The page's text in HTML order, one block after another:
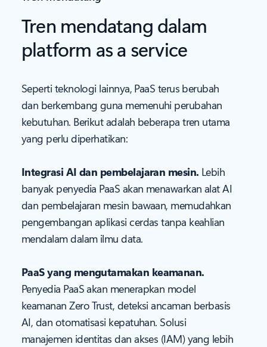
Tren mendatang dalam
platform as a service
Seperti teknologi lainnya, PaaS terus berubah
dan berkembang guna memenuhi perubahan
kebutuhan. Berikut adalah beberapa tren utama
yang perlu diperhatikan:
Integrasi AI dan pembelajaran mesin. Lebih
banyak penyedia PaaS akan menawarkan alat AI
dan pembelajaran mesin bawaan, memudahkan
pengembangan aplikasi cerdas tanpa keahlian
mendalam dalam ilmu data.
PaaS yang mengutamakan keamanan.
Penyedia PaaS akan menerapkan model
keamanan Zero Trust, deteksi ancaman berbasis
AI, dan otomatisasi kepatuhan. Solusi
manajemen identitas dan akses (IAM) yang lebih